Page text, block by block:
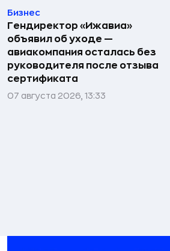
Бизнес
Гендиректор «Ижавиа»
объявил об уходе —
авиакомпания осталась без
руководителя после отзыва
сертификата
07 августа 2026, 13:33